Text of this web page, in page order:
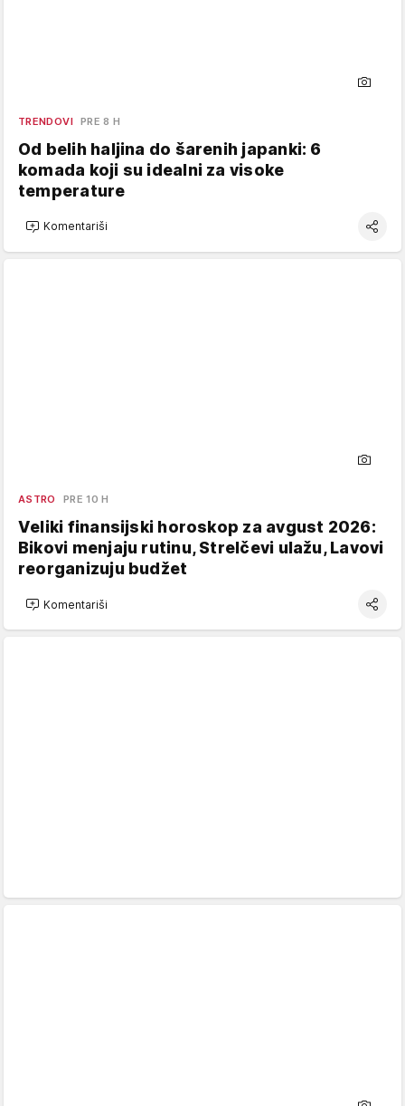
TRENDOVI PRE 8 H
Od belih haljina do šarenih japanki: 6
komada koji su idealni za visoke
temperature
Komentariši
ASTRO PRE 10 H
Veliki finansijski horoskop za avgust 2026:
Bikovi menjaju rutinu, Strelčevi ulažu, Lavovi
reorganizuju budžet
Komentariši